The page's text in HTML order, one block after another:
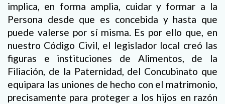
implica, en forma amplia, cuidar y formar a la
Persona desde que es concebida y hasta que
puede valerse por sí misma. Es por ello que, en
nuestro Código Civil, el legislador local creó las
figuras e instituciones de Alimentos, de la
Filiación, de la Paternidad, del Concubinato que
equipara las uniones de hecho con el matrimonio,
precisamente para proteger a los hijos en razón